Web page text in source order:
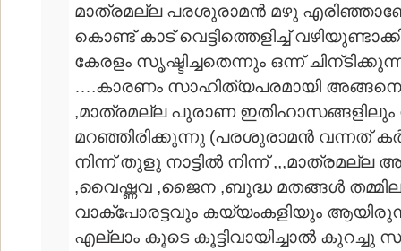
മാത്രമല്ല പരശുരാമന്‍ മഴു
കൊണ്ട് കാട് വെട്ടിത്തെളിച്ച്
കേരളം സൃഷ്ടിച്ചതെന്നും ഒന്ന്
….കാരണം സാഹിത്യപരമായി
,മാത്രമല്ല പുരാണ
മറഞ്ഞിരിക്കുന്നു (പരശുരാമന്‍ വന്നത്
നിന്ന് തുളു നാട്ടില്‍ നിന്ന് ,,,മാത്രമല്ല
,വൈഷ്ണവ ,ജൈന ,ബുദ്ധ മതങ്ങള്‍
വാക്പോരട്ടവും കയ്യംകളിയും
എല്ലാം കൂടെ കൂട്ടിവായിച്ചാല്‍ കുറച്ചു